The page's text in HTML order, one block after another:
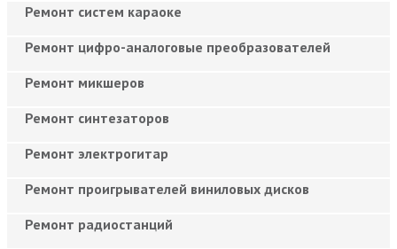
Ремонт систем караоке
Ремонт цифро-аналоговые преобразователей
Ремонт микшеров
Ремонт синтезаторов
Ремонт электрогитар
Ремонт проигрывателей виниловых дисков
Ремонт радиостанций